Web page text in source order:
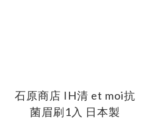
石原商店 IH清 et moi抗
菌眉刷1入 日本製